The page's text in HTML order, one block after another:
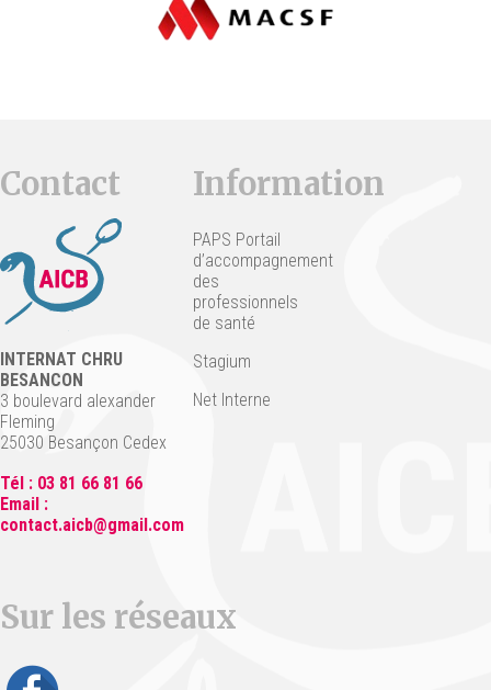
Contact
INTERNAT CHRU
BESANCON
3 boulevard alexander
Fleming
25030 Besançon Cedex
Tél : 03 81 66 81 66
Email :
contact.aicb@gmail.com
Information
PAPS Portail
d’accompagnement
des
professionnels
de santé
Stagium
Net Interne
Sur les réseaux